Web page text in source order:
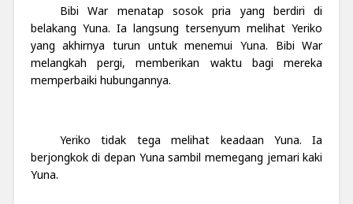
Bibi War menatap sosok pria yang berdiri di
belakang Yuna. Ia langsung tersenyum melihat Yeriko
yangakhirnya turun untuk menemui Yuna. Bibi War
melangkah pergi, memberikan waktu bagi mereka
memperbaiki hubungannya.
Yeriko tidak tega melihat keadaan Yuna. Ia
berjongkok di depan Yuna sambil memegang jemari kaki
Yuna.